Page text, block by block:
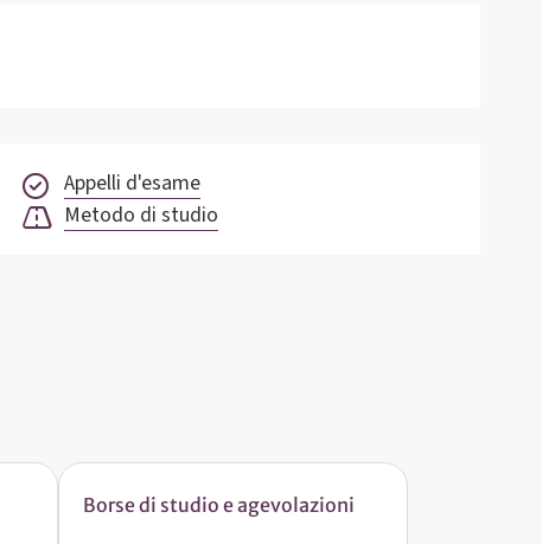
Appelli d'esame
Metodo di studio
Borse di studio e agevolazioni